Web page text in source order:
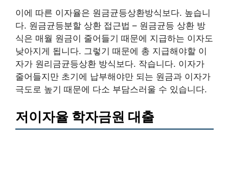
이에 따른 이자율은 원금균등상환방식보다. 높습니
다. 원금균등분할 상환 접근법 – 원금균등 상환 방
식은 매월 원금이 줄어들기 때문에 지급하는 이자도
낮아지게 됩니다. 그렇기 때문에 총 지급해야할 이
자가 원리금균등상환 방식보다. 작습니다. 이자가
줄어들지만 초기에 납부해야만 되는 원금과 이자가
극도로 높기 때문에 다소 부담스러울 수 있습니다.
저이자율 학자금원 대출